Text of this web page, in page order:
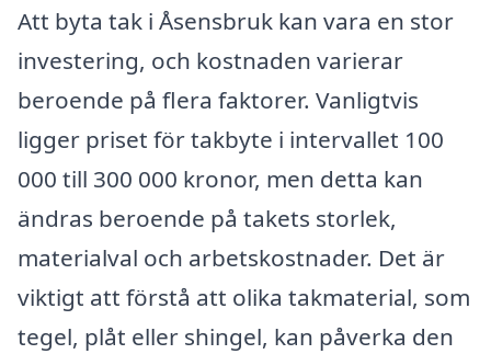
Att byta tak i Åsensbruk kan vara en stor
investering, och kostnaden varierar
beroende på flera faktorer. Vanligtvis
ligger priset för takbyte i intervallet 100
000 till 300 000 kronor, men detta kan
ändras beroende på takets storlek,
materialval och arbetskostnader. Det är
viktigt att förstå att olika takmaterial, som
tegel, plåt eller shingel, kan påverka den